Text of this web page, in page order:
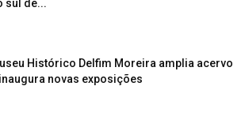
sul de...
Histórico Delfim Moreira amplia acervo
novas exposições